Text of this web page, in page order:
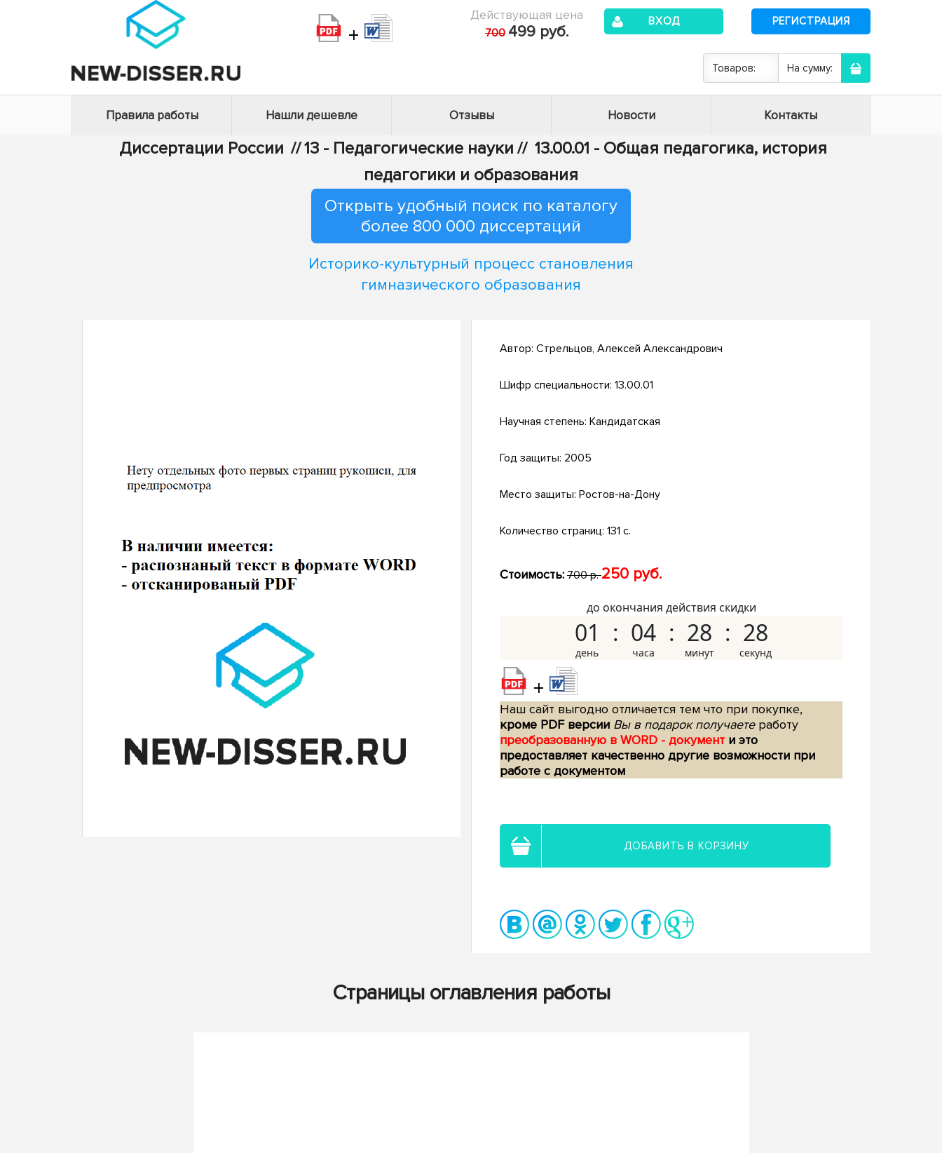
+
Действующая цена
700 499 руб.
ВХОД РЕГИСТРАЦИЯ
Товаров: На сумму:
Правила работы Нашли дешевле Отзывы Новости Контакты
Диссертации России //13 - Педагогические науки // 13.00.01 - Общая педагогика, история
педагогики и образования
Открыть удобный поиск по каталогу
более 800 000 диссертаций
Историко-культурный процесс становления
гимназического образования
Автор: Стрельцов, Алексей Александрович
Шифр специальности: 13.00.01
Научная степень: Кандидатская
Год защиты: 2005
Место защиты: Ростов-на-Дону
Количество страниц: 131 с.
Стоимость: 700 р.250 руб.
до окончания действия скидки
01 04 28 27
+
Наш сайт выгодно отличается тем что при покупке,
кроме PDF версии Вы в подарок получаетеработу
преобразованную в WORD - документ и это
предоставляет качественно другие возможности при
работе с документом
ДОБАВИТЬ В КОРЗИНУ
Страницы оглавления работы